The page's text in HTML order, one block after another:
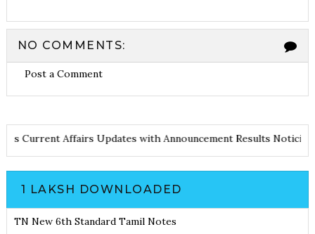
NO COMMENTS:
Post a Comment
Notes Current Affairs Updates with Announcement Results
1 LAKSH DOWNLOADED
TN New 6th Standard Tamil Notes